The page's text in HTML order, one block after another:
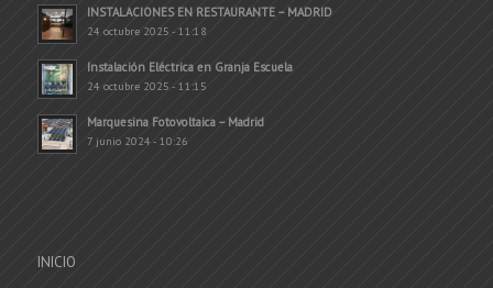
INSTALACIONES EN RESTAURANTE – MADRID
24 octubre 2025 - 11:18
Instalación Eléctrica en Granja Escuela
24 octubre 2025 - 11:15
Marquesina Fotovoltaica – Madrid
7 junio 2024 - 10:26
INICIO